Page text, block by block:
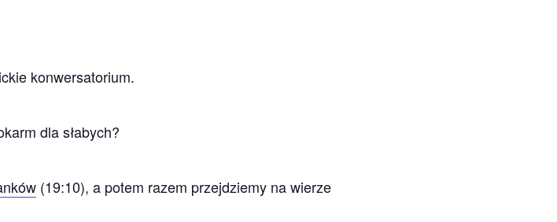
konwersatorium.
dla słabych?
(19:10), a potem razem przejdziemy na wierze